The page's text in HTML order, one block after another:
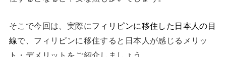
そこで今回は、実際にフィリピンに移住した日本人の目
線で、フィリピンに移住すると日本人が感じるメリッ
ト・デメリットをご紹介しましょう。